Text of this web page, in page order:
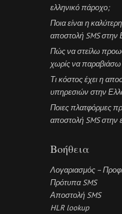
ελληνικό πάροχο;
Ποια είναι η
αποστολή SMS στην
Πώς να στείλω
χωρίς να παραβιάσω
Τι κόστος έχει η
υπηρεσιών στην
Ποιες πλατφόρμες
αποστολή SMS στην
Βοήθεια
Λογαριασμός –
Πρότυπα SMS
Αποστολή SMS
HLR lookup